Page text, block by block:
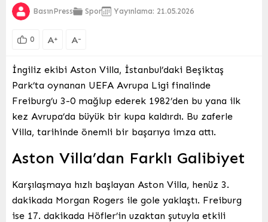
BasınPress Spor Yayınlama: 21.05.2026
0 A+ A-
İngiliz ekibi Aston Villa, İstanbul’daki Beşiktaş
Park’ta oynanan UEFA Avrupa Ligi finalinde
Freiburg’u 3-0 mağlup ederek 1982’den bu yana ilk
kez Avrupa’da büyük bir kupa kaldırdı. Bu zaferle
Villa, tarihinde önemli bir başarıya imza attı.
Aston Villa’dan Farklı Galibiyet
Karşılaşmaya hızlı başlayan Aston Villa, henüz 3.
dakikada Morgan Rogers ile gole yaklaştı. Freiburg
ise 17. dakikada Höfler’in uzaktan şutuyla etkili